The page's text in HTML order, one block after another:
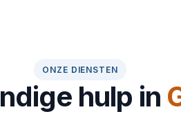
ONZE DIENSTEN
hulp in